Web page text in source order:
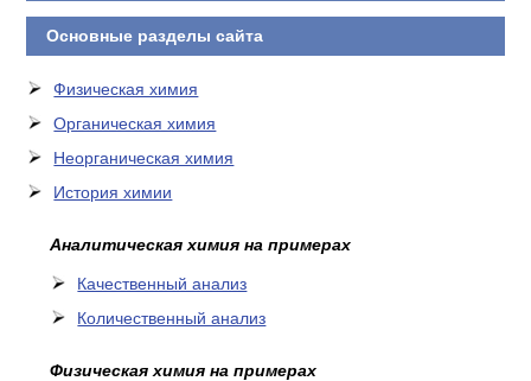
Основные разделы сайта
Физическая химия
Органическая химия
Неорганическая химия
История химии
Аналитическая химия на примерах
Качественный анализ
Количественный анализ
Физическая химия на примерах